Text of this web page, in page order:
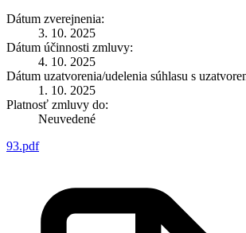
Dátum zverejnenia:
3. 10. 2025
Dátum účinnosti zmluvy:
4. 10. 2025
Dátum uzatvorenia/udelenia súhlasu s
1. 10. 2025
Platnosť zmluvy do:
Neuvedené
93.pdf